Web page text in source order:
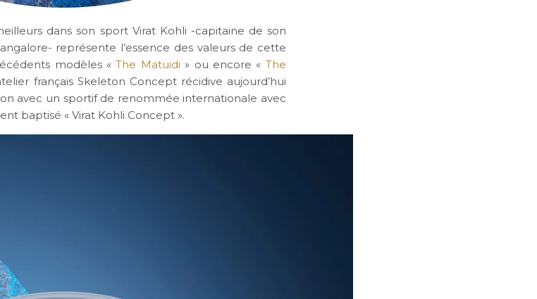
dans son sport Virat Kohli -capitaine de son
représente l’essence des valeurs de cette
modèles «The Matuidi » ou encore « The
français Skeleton Concept récidive aujourd’hui
avec un sportif de renommée internationale avec
baptisé « Virat Kohli Concept ».